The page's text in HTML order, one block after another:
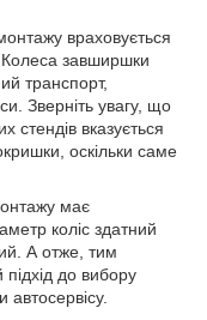
враховується
Колеса завширшки
транспорт,
Зверніть увагу, що
стендів вказується
оскільки саме
має
коліс здатний
А отже, тим
до вибору
автосервісу.